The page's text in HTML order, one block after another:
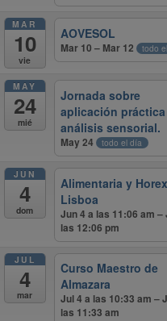
MAR
10
vie
AOVESOL
Mar 10 – Mar 12 todo
MAY
24
mié
Jornada sobre
aplicación
análisis sensorial.
May 24 todo el día
JUN
4
dom
Alimentaria y
Lisboa
Jun 4 a las 11:06 am –
las 12:06 pm
JUL
4
mar
Curso Maestro de
Almazara
Jul 4 a las 10:33 am –
las 11:33 am